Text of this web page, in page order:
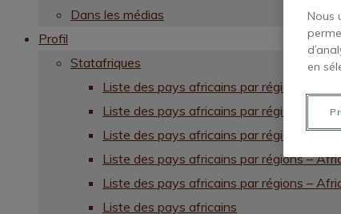
Dans les médias
Profil
Statafriques
Liste des pays africains par régions –
Liste des pays africains par régions –
Liste des pays africains par régions –
Liste des pays africains par régions –
Liste des pays africains par régions –
Liste des pays africains
Nous
en